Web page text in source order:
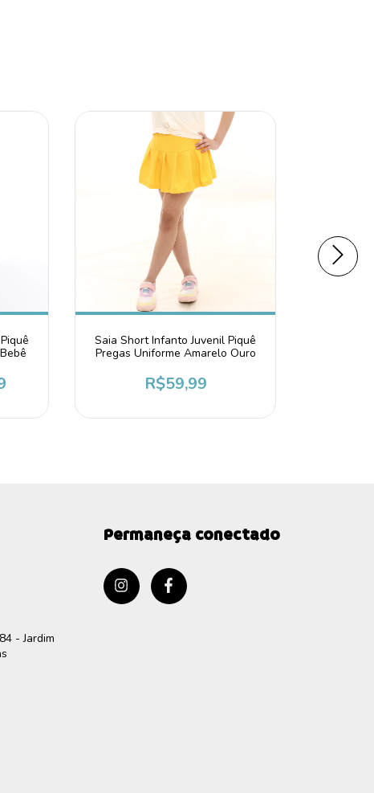
Saia Short Infanto Juvenil Piquê
Pregas Uniforme Amarelo Ouro
R$59,99
- Jardim
Permaneça conectado